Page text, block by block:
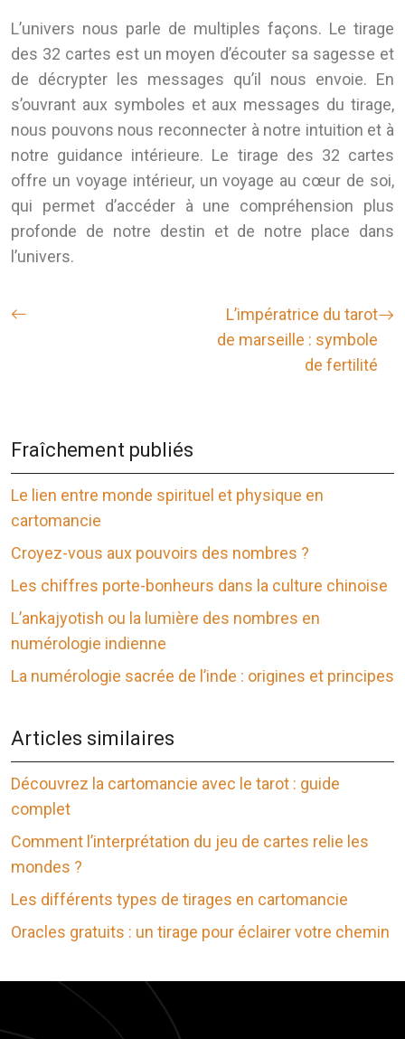
L’univers nous parle de multiples façons. Le tirage
des 32 cartes est un moyen d’écouter sa sagesse et
de décrypter les messages qu’il nous envoie. En
s’ouvrant aux symboles et aux messages du tirage,
nous pouvons nous reconnecter à notre intuition et à
notre guidance intérieure. Le tirage des 32 cartes
offre un voyage intérieur, un voyage au cœur de soi,
qui permet d’accéder à une compréhension plus
profonde de notre destin et de notre place dans
l’univers.
L’impératrice du tarot
de marseille : symbole
de fertilité
Fraîchement publiés
Le lien entre monde spirituel et physique en
cartomancie
Croyez-vous aux pouvoirs des nombres ?
Les chiffres porte-bonheurs dans la culture chinoise
L’ankajyotish ou la lumière des nombres en
numérologie indienne
La numérologie sacrée de l’inde : origines et principes
Articles similaires
Découvrez la cartomancie avec le tarot : guide
complet
Comment l’interprétation du jeu de cartes relie les
mondes ?
Les différents types de tirages en cartomancie
Oracles gratuits : un tirage pour éclairer votre chemin